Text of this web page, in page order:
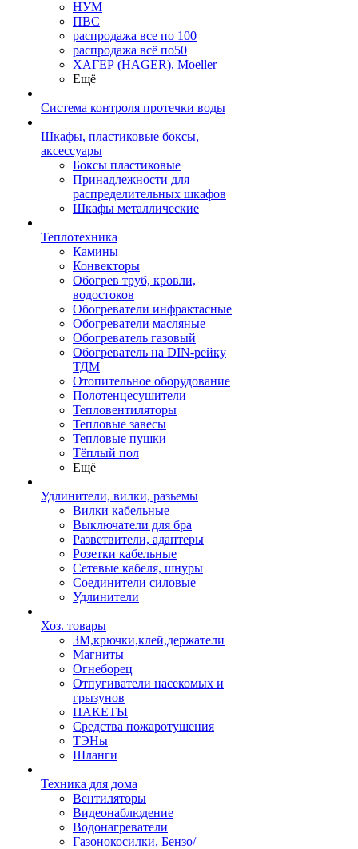
НУМ
ПВС
распродажа все по 100
распродажа всё по50
ХАГЕР (HAGER), Moeller
Ещё
Система контроля протечки воды
Шкафы, пластиковые боксы,
аксессуары
Боксы пластиковые
Принадлежности для
распределительных шкафов
Шкафы металлические
Теплотехника
Камины
Конвекторы
Обогрев труб, кровли,
водостоков
Обогреватели инфрактасные
Обогреватели масляные
Обогреватель газовый
Обогреватель на DIN-рейку
ТДМ
Отопительное оборудование
Полотенцесушители
Тепловентиляторы
Тепловые завесы
Тепловые пушки
Тёплый пол
Ещё
Удлинители, вилки, разьемы
Вилки кабельные
Выключатели для бра
Разветвители, адаптеры
Розетки кабельные
Сетевые кабеля, шнуры
Соединители силовые
Удлинители
Хоз. товары
ЗМ,крючки,клей,держатели
Магниты
Огнеборец
Отпугиватели насекомых и
грызунов
ПАКЕТЫ
Средства пожаротушения
ТЭНы
Шланги
Техника для дома
Вентиляторы
Видеонаблюдение
Водонагреватели
Газонокосилки, Бензо/